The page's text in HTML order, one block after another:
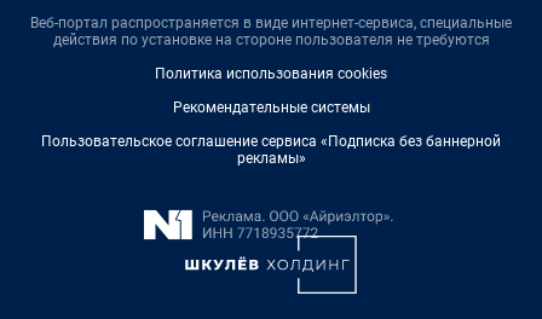
Веб-портал распространяется в виде интернет-сервиса, специальные
действия по установке на стороне пользователя не требуются
Политика использования cookies
Рекомендательные системы
Пользовательское соглашение сервиса «Подписка без баннерной
рекламы»